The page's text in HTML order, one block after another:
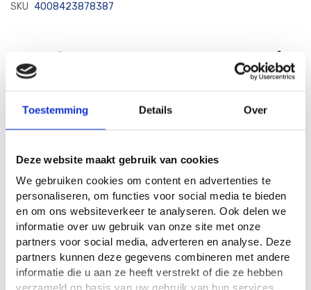
Toestemming Details Over
Deze website maakt gebruik van cookies
We gebruiken cookies om content en advertenties te
personaliseren, om functies voor social media te bieden
en om ons websiteverkeer te analyseren. Ook delen we
informatie over uw gebruik van onze site met onze
partners voor social media, adverteren en analyse. Deze
partners kunnen deze gegevens combineren met andere
informatie die u aan ze heeft verstrekt of die ze hebben
verzameld op basis van uw gebruik van hun services.
SKU 4008423878387
Wolf Garten Multihark/
bladhark UI-M 42 cm
Met deze kunststof multihark kunt u op meerder ondergronden
Met een werkbreedte van 42cm is het gazon in mum van tijd
weer schoon.
Geschikt voor het wolf garten multistar systeem en klikt met 1
klik op 1 van de stelen uit de gelijknamige serie. Wordt geeverd
zonder de steel!
Inhoud: 1 stuk multihark (zonder steel)